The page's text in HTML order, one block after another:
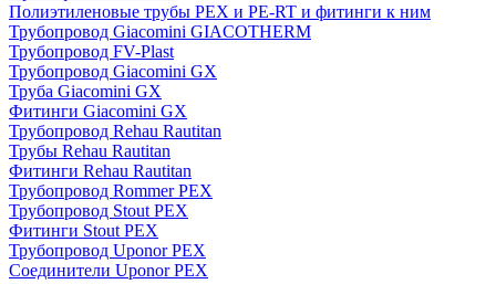
Полиэтиленовые трубы PEX и PE-RT и фитинги к ним
Трубопровод Giacomini GIACOTHERM
Трубопровод FV-Plast
Трубопровод Giacomini GX
Труба Giacomini GX
Фитинги Giacomini GX
Трубопровод Rehau Rautitan
Трубы Rehau Rautitan
Фитинги Rehau Rautitan
Трубопровод Rommer PEX
Трубопровод Stout PEX
Фитинги Stout PEX
Трубопровод Uponor PEX
Соединители Uponor PEX